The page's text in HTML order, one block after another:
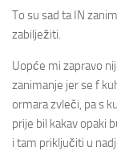
To su sad ta IN
zabilježiti.
Uopće mi zapravo
zanimanje jer se f
ormara zvleči, pa s
prije bil kakav opaki
i tam priključiti u